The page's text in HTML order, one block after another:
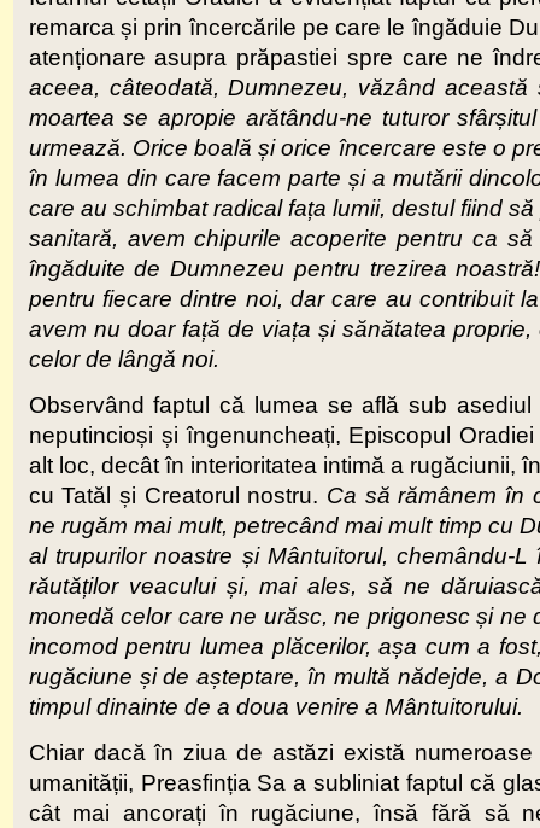
remarca și prin încercările pe care le îngăduie
atenționare asupra prăpastiei spre care ne
aceea, câteodată, Dumnezeu, văzând
moartea se apropie arătându-ne tuturor
urmează. Orice boală și orice încercare este o
în lumea din care facem parte și a mutării
care au schimbat radical fața lumii, destul fiind
sanitară, avem chipurile acoperite pentru ca
îngăduite de Dumnezeu pentru trezirea
pentru fiecare dintre noi, dar care au contribuit
avem nu doar față de viața și sănătatea
celor de lângă noi.
Observând faptul că lumea se află sub
neputincioși și îngenuncheați, Episcopul
alt loc, decât în interioritatea intimă a rugăciunii,
cu Tatăl și Creatorul nostru. Ca să rămânem în
ne rugăm mai mult, petrecând mai mult timp cu
al trupurilor noastre și Mântuitorul, chemându-
răutăților veacului și, mai ales, să ne
monedă celor care ne urăsc, ne prigonesc și
incomod pentru lumea plăcerilor, așa cum a
rugăciune și de așteptare, în multă nădejde, a
timpul dinainte de a doua venire a Mântuitorului.
Chiar dacă în ziua de astăzi există
umanității, Preasfinția Sa a subliniat faptul că
cât mai ancorați în rugăciune, însă fără să